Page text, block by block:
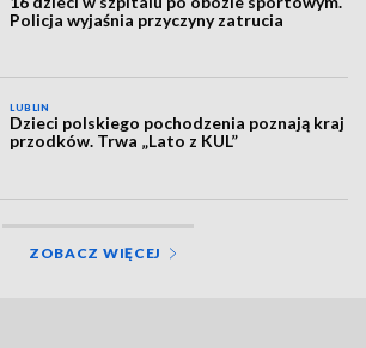
Policja wyjaśnia przyczyny zatrucia
LUBLIN
Dzieci polskiego pochodzenia poznają kraj
przodków. Trwa „Lato z KUL”
ZOBACZ WIĘCEJ